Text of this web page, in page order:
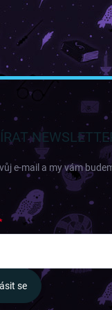
e-mail a my vám
se